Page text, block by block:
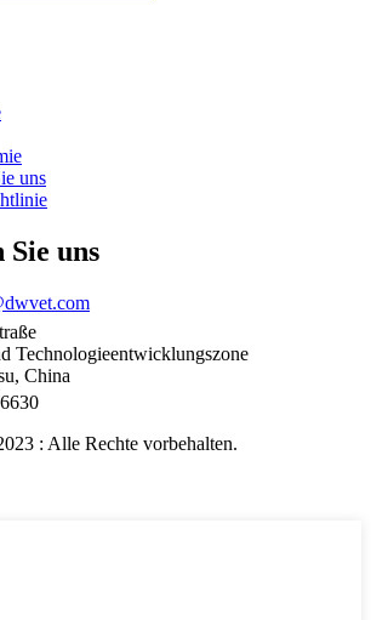
uns
uns
Technologieentwicklungszone
China
: Alle Rechte vorbehalten.